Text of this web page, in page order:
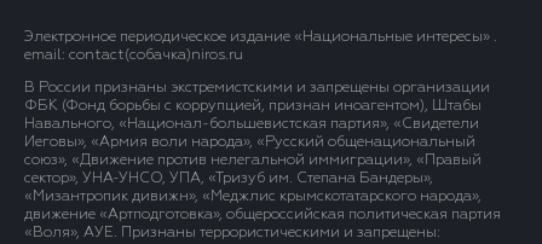
Электронное периодическое издание «Национальные интересы» .
email: contact(сoбaчка)niros.ru
В России признаны экстремистскими и запрещены организации
ФБК (Фонд борьбы с коррупцией, признан иноагентом), Штабы
Навального, «Национал-большевистская партия», «Свидетели
Иеговы», «Армия воли народа», «Русский общенациональный
союз», «Движение против нелегальной иммиграции», «Правый
сектор», УНА-УНСО, УПА, «Тризуб им. Степана Бандеры»,
«Мизантропик дивижн», «Меджлис крымскотатарского народа»,
движение «Артподготовка», общероссийская политическая партия
«Воля», АУЕ. Признаны террористическими и запрещены: